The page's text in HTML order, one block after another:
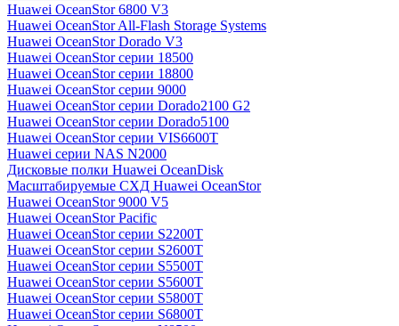
Huawei OceanStor 6800 V3
Huawei OceanStor All-Flash Storage Systems
Huawei OceanStor Dorado V3
Huawei OceanStor серии 18500
Huawei OceanStor серии 18800
Huawei OceanStor серии 9000
Huawei OceanStor серии Dorado2100 G2
Huawei OceanStor серии Dorado5100
Huawei OceanStor серии VIS6600T
Huawei серии NAS N2000
Дисковые полки Huawei OceanDisk
Масштабируемые СХД Huawei OceanStor
Huawei OceanStor 9000 V5
Huawei OceanStor Pacific
Huawei OceanStor серии S2200T
Huawei OceanStor серии S2600T
Huawei OceanStor серии S5500T
Huawei OceanStor серии S5600T
Huawei OceanStor серии S5800T
Huawei OceanStor серии S6800T